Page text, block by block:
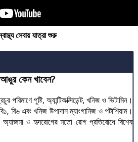
সেবায় যাত্রা শুরু
আঙুর কেন খাবেন?
পুষ্টি, অ্যান্টিঅক্সিডেন্ট, খনিজ ও ভিটামিন।
বি৬ এবং খনিজ উপাদান ম্যাংগানিজ ও পটাশিয়াম।
অ্যাজমা ও হৃদরোগের মতো রোগ প্রতিরোধে বিশেষ